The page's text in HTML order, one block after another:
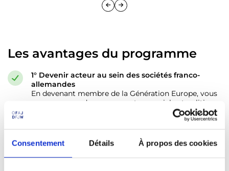
Consentement Détails À propos des cookies
Les avantages du programme
1° Devenir acteur au sein des sociétés franco-
allemandes
En devenant membre de la Génération Europe, vous
vous engagez dans une aventure sociale et politique
qui vous confère un rôle d’acteur des relations
franco-allemandes. Vous participez ainsi au débat
public et vous apportez votre pierre à l’édifice !
2° Partager une expérience professionnelle forte
Génération Europe est avant tout une communauté